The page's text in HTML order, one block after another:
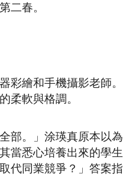
二春。
彩繪和手機攝影老師。
柔軟與格調。
部。」涂瑛真原本以為
當悉心培養出來的學生
代同業競爭？」答案指